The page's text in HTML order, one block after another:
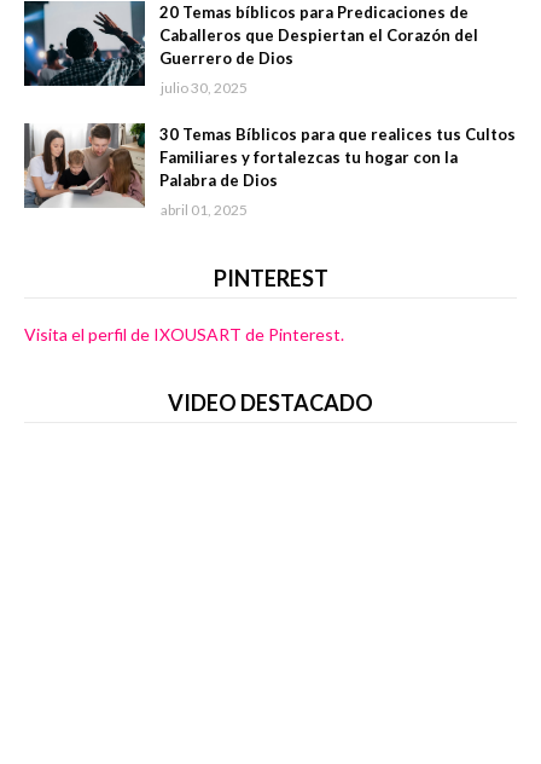
20 Temas bíblicos para Predicaciones de
Caballeros que Despiertan el Corazón del
Guerrero de Dios
julio 30, 2025
30 Temas Bíblicos para que realices tus Cultos
Familiares y fortalezcas tu hogar con la
Palabra de Dios
abril 01, 2025
PINTEREST
Visita el perfil de IXOUSART de Pinterest.
VIDEO DESTACADO